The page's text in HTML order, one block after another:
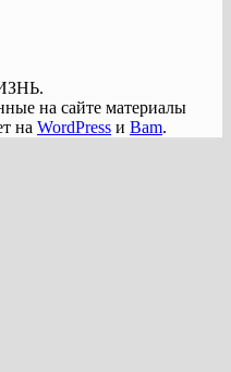
на сайте материалы
на WordPress и Bam.